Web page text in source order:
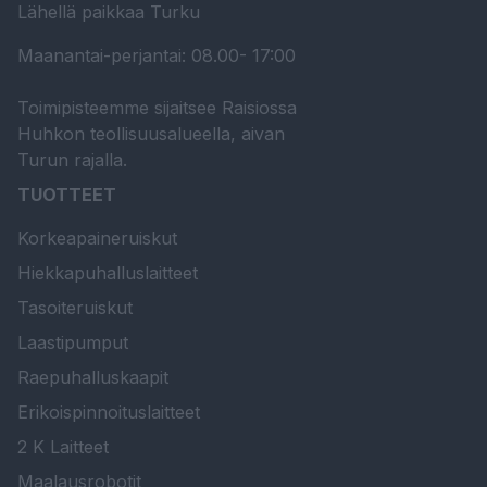
Lähellä paikkaa Turku
Maanantai-perjantai: 08.00- 17:00
Toimipisteemme sijaitsee Raisiossa
Huhkon teollisuusalueella, aivan
Turun rajalla.
TUOTTEET
Korkeapaineruiskut
Hiekkapuhalluslaitteet
Tasoiteruiskut
Laastipumput
Raepuhalluskaapit
Erikoispinnoituslaitteet
2 K Laitteet
Maalausrobotit